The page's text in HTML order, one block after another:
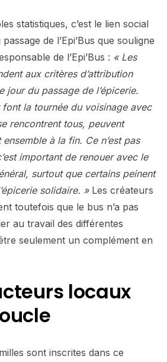
statistiques, c’est le lien social
de l’Epi’Bus que souligne
de l’Epi’Bus : « Les
aux critères d’attribution
jour du passage de l’épicerie.
la tournée du voisinage avec
rencontrent tous, peuvent
à la fin. Ce n’est pas
important de renouer avec le
surtout que certains peinent
solidaire. »Les créateurs
toutefois que le bus n’a pas
au travail des différentes
seulement un complément en
locaux
sont inscrites dans ce